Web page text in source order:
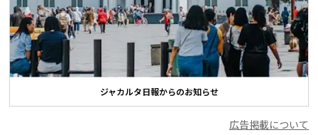
ジャカルタ日報からのお知らせ
広告掲載について